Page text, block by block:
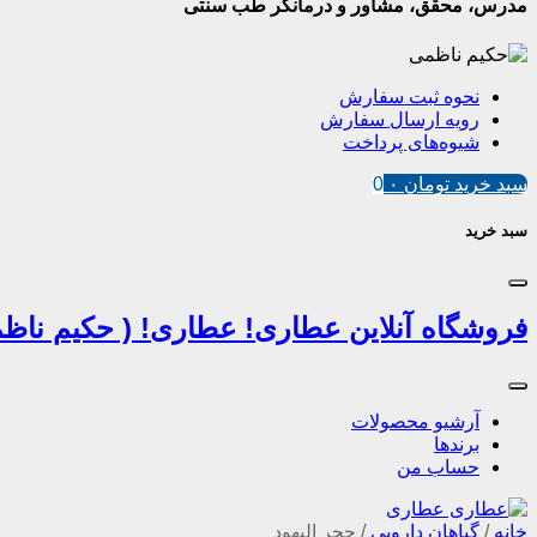
مدرس، محقق، مشاور و درمانگر طب سنتی
نحوه ثبت سفارش
رویه ارسال سفارش
شیوه‌های پرداخت
سبد خرید تومان 0
سبد خرید
فروشگاه آنلاین عطاری! عطاری! ( حکیم
آرشیو محصولات
برندها
حساب من
خانه / گیاهان دارویی / حجر الیهود